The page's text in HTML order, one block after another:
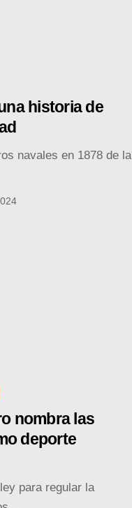
historia de
navales en 1878 de la
nombra las
deporte
para regular la